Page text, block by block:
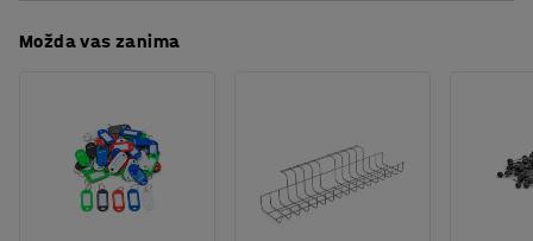
Tepih je trajno antistatičan. Na ovom tepihu ne
Materijal: Sisal
Potreban broj osoba
Procjena vremena
: 28 kg
Možda vas zanima